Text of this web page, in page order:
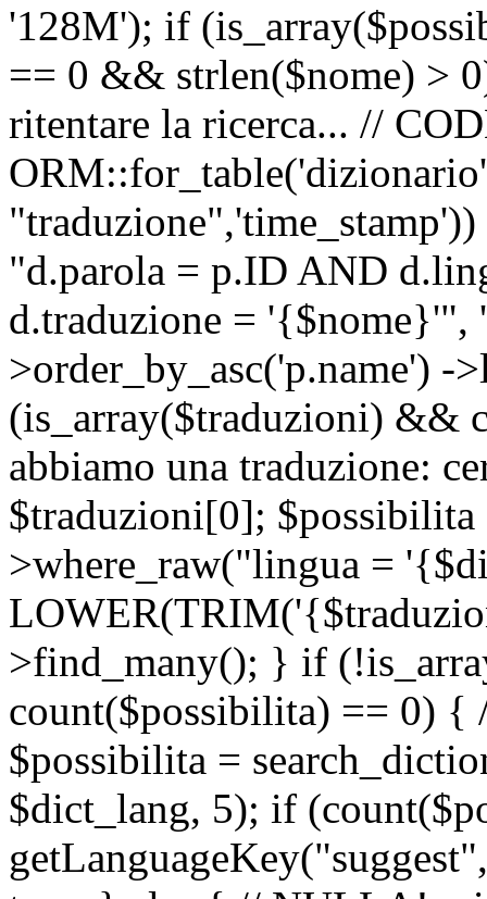
'128M'); if
== 0 && strlen($nome) >
ritentare la ricerca... //
"d.parola = p.ID AND
d.traduzione = '{$nome}'",
>order_by_asc('p.name')
(is_array($traduzioni) &&
abbiamo una traduzione:
$traduzioni[0];
>where_raw("lingua =
>find_many(); } if
count($possibilita) == 0) {
$possibilita =
$dict_lang, 5); if